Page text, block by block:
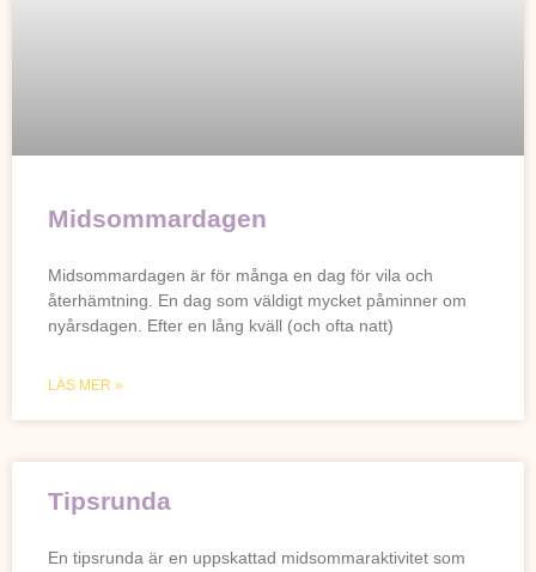
Midsommardagen
Midsommardagen är för många en dag för vila och
återhämtning. En dag som väldigt mycket påminner om
nyårsdagen. Efter en lång kväll (och ofta natt)
LÄS MER »
Tipsrunda
En tipsrunda är en uppskattad midsommaraktivitet som